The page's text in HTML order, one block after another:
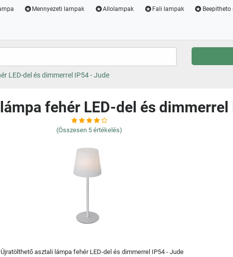
Mennyezeti lampak Allolampak Fali lampak
LED-del és dimmerrel IP54 - Jude
fehér LED-del és dimmerrel
(Összesen 5 értékelés)
asztali lámpa fehér LED-del és dimmerrel IP54 - Jude